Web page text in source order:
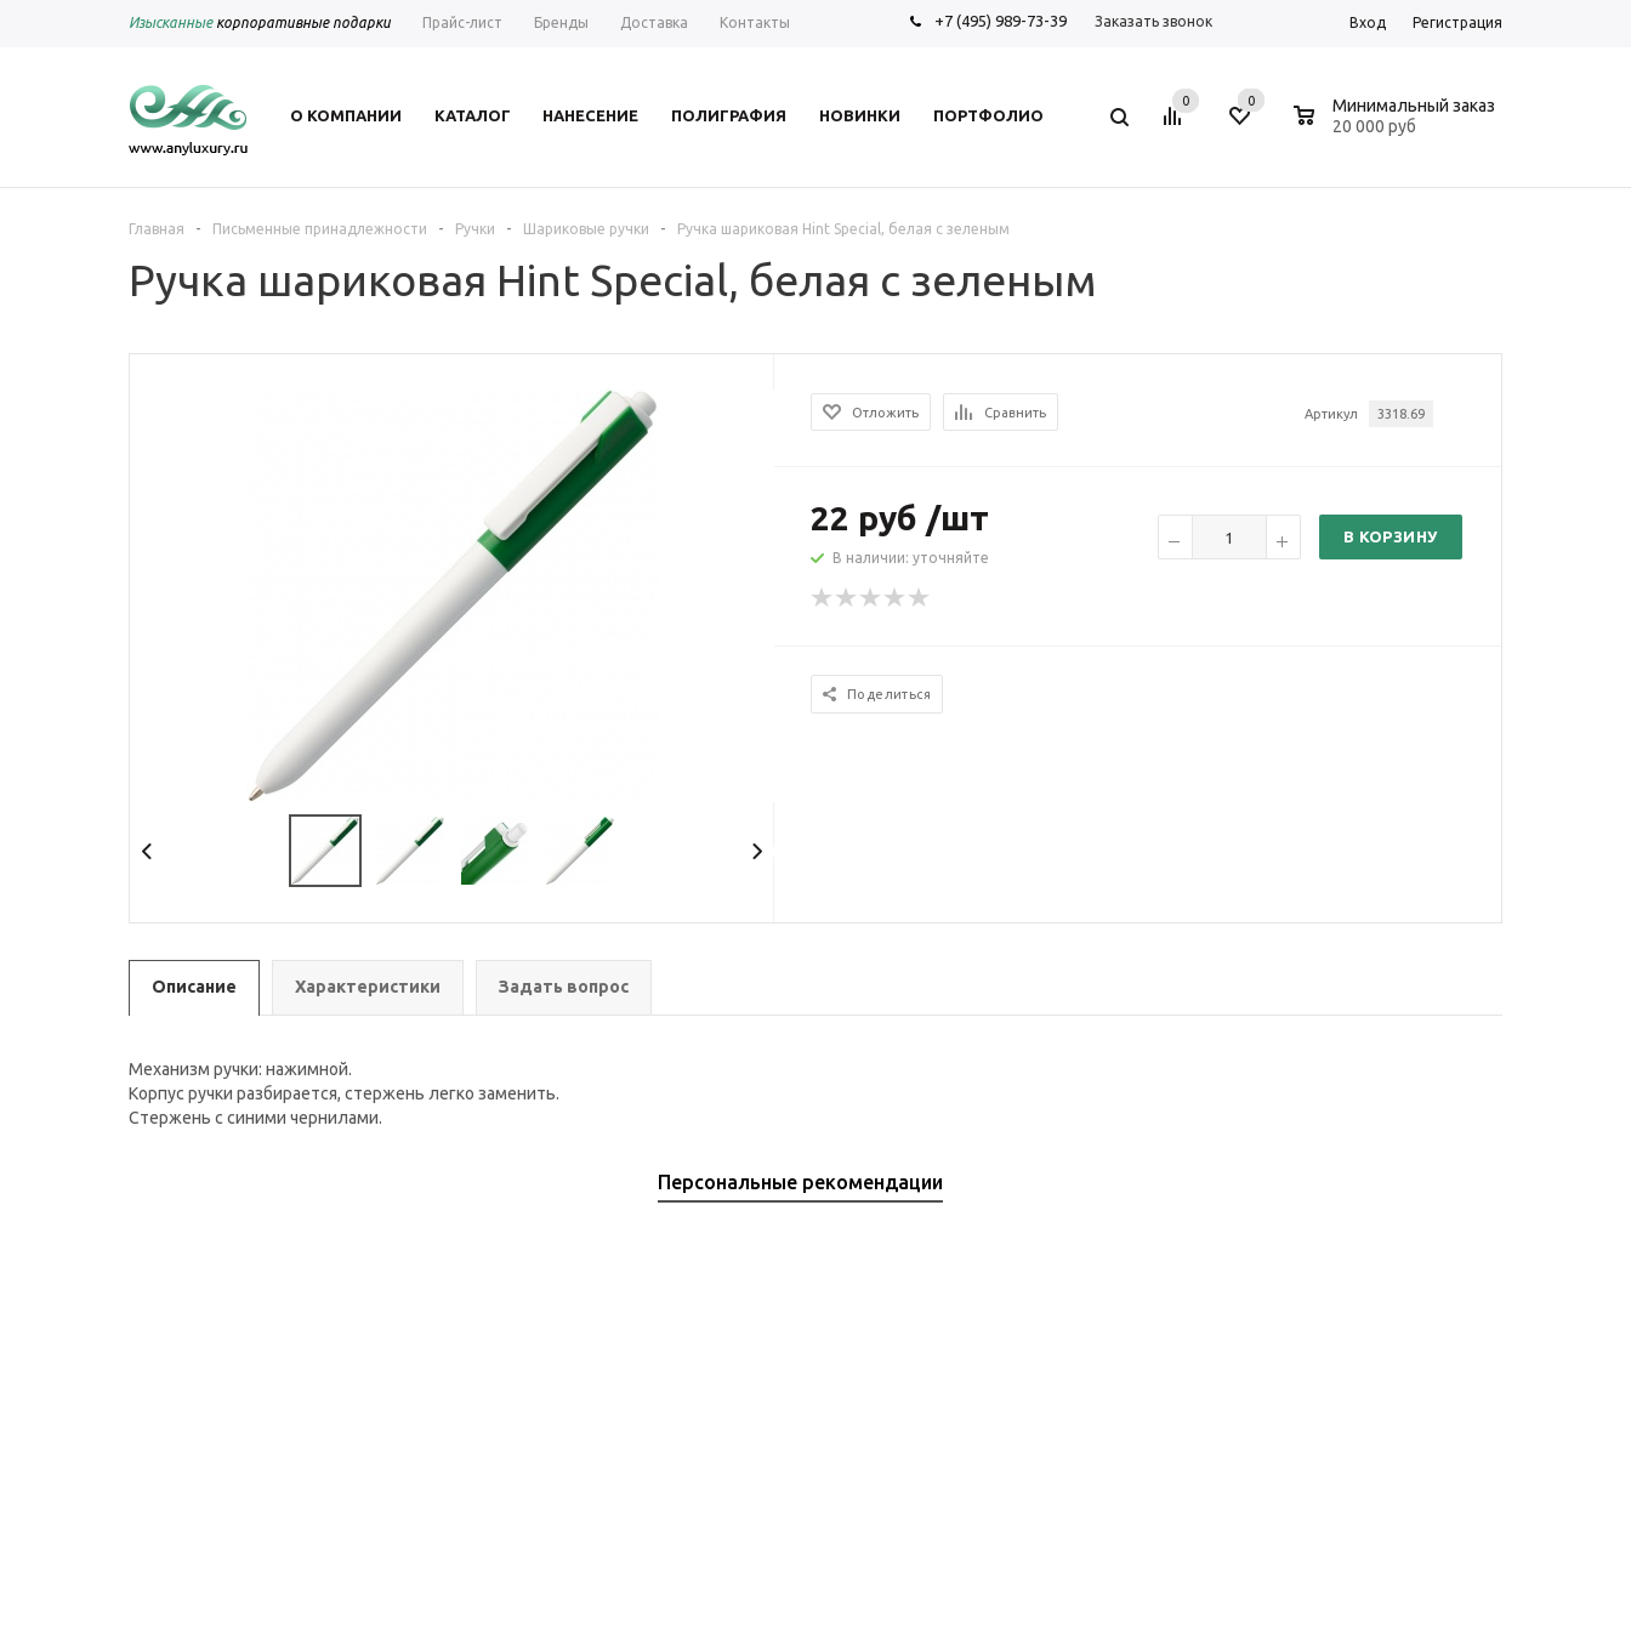
Изысканныекорпоративные подарки Прайс-лист Бренды Доставка Контакты +7 (495) 989-73-39 Заказать звонок Вход Регистрация
О КОМПАНИИ КАТАЛОГ НАНЕСЕНИЕ ПОЛИГРАФИЯ НОВИНКИ ПОРТФОЛИО
0 0
Минимальный заказ
20 000 руб
Главная - Письменные принадлежности - Ручки - Шариковые ручки - Ручка шариковая Hint Special, белая с зеленым
Ручка шариковая Hint Special, белая с зеленым
Артикул 3318.69
Отложить Сравнить
22 руб /шт
В наличии: уточняйте
В КОРЗИНУ
Поделиться
Описание Характеристики Задать вопрос
Механизм ручки: нажимной.
Корпус ручки разбирается, стержень легко заменить.
Стержень с синими чернилами.
Персональные рекомендации